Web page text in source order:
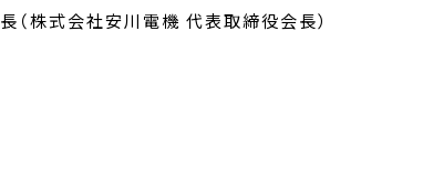
長（株式会社安川電機 代表取締役会長）